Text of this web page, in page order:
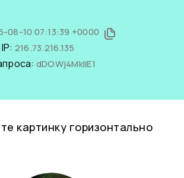
08-10 07:13:39 +0000
216.73.216.135
dDOWj4MkIiE1
картинку горизонтально